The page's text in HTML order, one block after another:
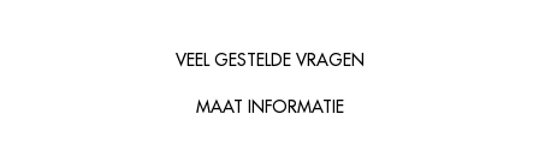
VEEL GESTELDE VRAGEN
MAAT INFORMATIE